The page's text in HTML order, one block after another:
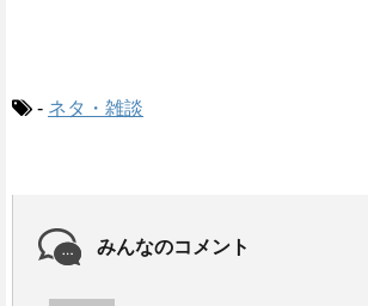
- ネタ・雑談
みんなのコメント